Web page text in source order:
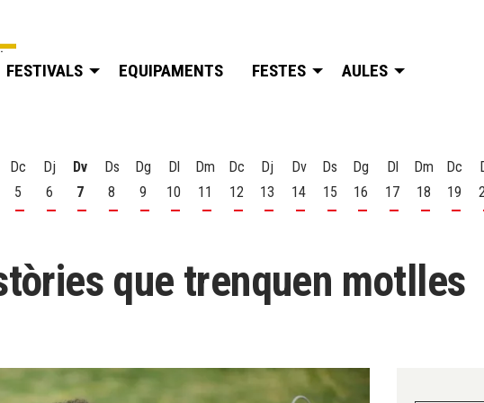
FESTIVALS EQUIPAMENTS FESTES AULES
4 d'agost
Dc
5
Dimecres 5 d'agost
Dj
6
Dijous 6 d'agost
Dv
7
Divendres 7 d'agost
Ds
8
Dissabte 8 d'agost
Dg
9
Diumenge 9 d'agost
Dl
10
Dilluns 10 d'agost
Dm
11
Dimarts 11 d'agost
Dc
12
Dimecres 12 d'agost
Dj
13
Dijous 13 d'agost
Dv
14
Divendres 14 d'agost
Ds
15
Dissabte 15 d'agost
Dg
16
Diumenge 16 d'agost
Dl
17
Dilluns 17
Dm
18
Dimarts
Dc
19
que trenquen motlles